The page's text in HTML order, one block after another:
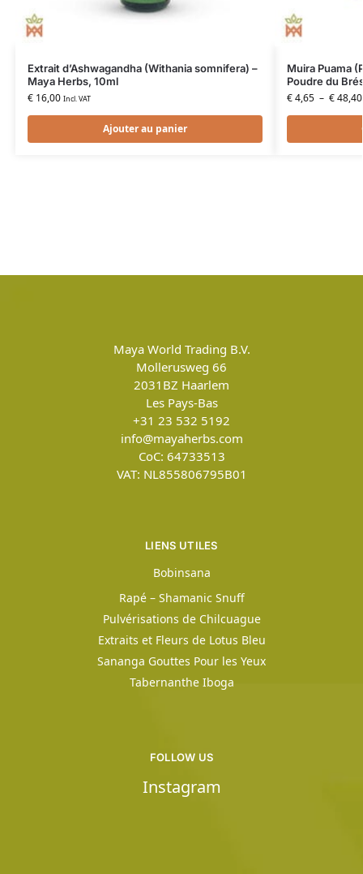
Extrait d’Ashwagandha (Withania somnifera) –
Maya Herbs, 10ml
€16,00 Incl. VAT
Ajouter au panier
Muira Puama
Poudre du
€4,65 – €48,40
Maya World Trading B.V.
Mollerusweg 66
2031BZ Haarlem
Les Pays-Bas
+31 23 532 5192
info@mayaherbs.com
CoC: 64733513
VAT: NL855806795B01
LIENS UTILES
Bobinsana
Rapé – Shamanic Snuff
Pulvérisations de Chilcuague
Extraits et Fleurs de Lotus Bleu
Sananga Gouttes Pour les Yeux
Tabernanthe Iboga
FOLLOW US
Instagram